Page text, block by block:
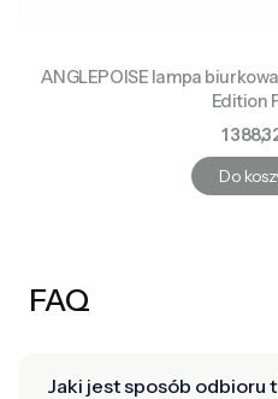
ANGLEPOISE lampa
Edition
Cena
1
Do
FAQ
Jaki jest sposób odbioru